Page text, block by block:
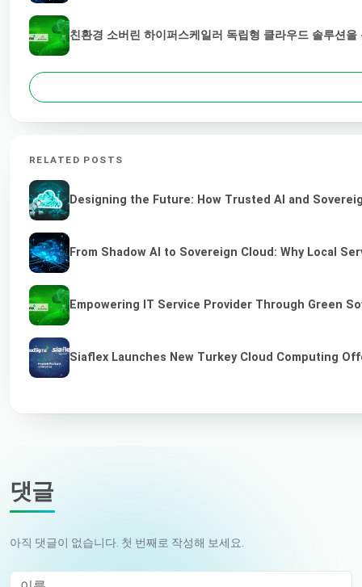
친환경 소버린 하이퍼스케일러 독립형 클라우드 솔루션
RELATED POSTS
Designing the Future: How Trusted AI and
From Shadow AI to Sovereign Cloud: Why Local
Empowering IT Service Provider Through Green
Siaflex Launches New Turkey Cloud Computing
댓글
아직 댓글이 없습니다. 첫 번째로 작성해 보세요.
이름